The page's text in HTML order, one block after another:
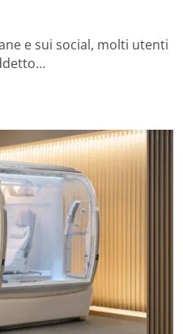
e sui social, molti utenti